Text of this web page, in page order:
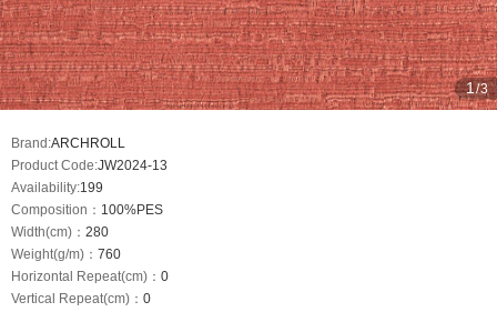
1/3
Brand:ARCHROLL
Product Code:JW2024-13
Availability:199
Composition： 100%PES
Width(cm)： 280
Weight(g/m)： 760
Horizontal Repeat(cm)： 0
Vertical Repeat(cm)： 0